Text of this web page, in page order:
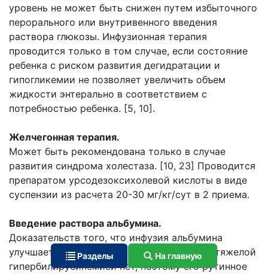
уровень не может быть снижен путем избыточного
перорального или внутривенного введения
раствора глюкозы. Инфузионная терапия
проводится только в том случае, если состояние
ребенка с риском развития дегидратации и
гипогликемии не позволяет увеличить объем
жидкости энтерально в соответствием с
потребностью ребенка. [5, 10].
Желчегонная терапия.
Может быть рекомендована только в случае
развития синдрома холестаза. [10, 23] Проводится
препаратом урсодезоксихолевой кислоты в виде
суспензии из расчета 20-30 мг/кг/сут в 2 приема.
Введение раствора альбумина.
Доказательств того, что инфузия альбумина
улучшает долгосрочные исходы у детей с тяжелой
гипербилирубинемией нет, поэтому его рутинное
Разделы На главную